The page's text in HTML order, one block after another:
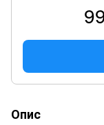
Опис